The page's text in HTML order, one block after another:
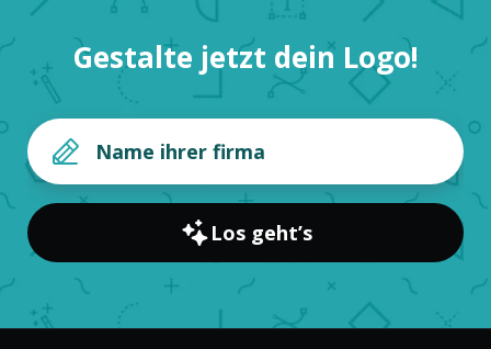
Gestalte jetzt dein Logo!
Los geht’s